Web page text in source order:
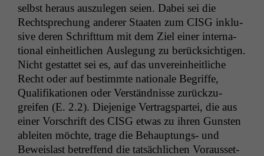
selb­st her­aus auszule­gen seien. Dabei sei die
Recht­sprechung ander­er Staat­en zum CISG inklu­
sive deren Schrift­tum mit dem Ziel ein­er inter­na­
tion­al ein­heitlichen Ausle­gung zu berück­sichti­gen.
Nicht ges­tat­tet sei es, auf das unvere­in­heitliche
Recht oder auf bes­timmte nationale Begriffe,
Qual­i­fika­tio­nen oder Ver­ständ­nisse zurück­zu­
greifen (E. 2.2). Diejenige Ver­tragspartei, die aus
ein­er Vorschrift des CISG etwas zu ihren Gun­sten
ableit­en möchte, trage die Behaup­tungs- und
Beweis­last betr­e­f­fend die tat­säch­lichen Voraus­set­